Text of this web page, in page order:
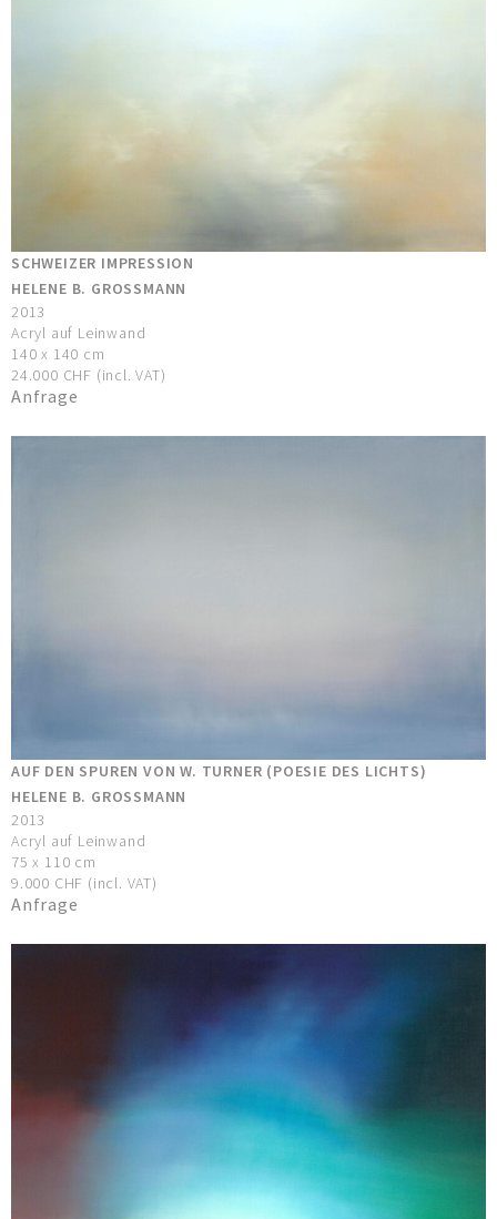
SCHWEIZER IMPRESSION
HELENE B. GROSSMANN
2013
Acryl auf Leinwand
140 x 140 cm
24.000 CHF (incl. VAT)
Anfrage
AUF DEN SPUREN VON W. TURNER (POESIE DES LICHTS)
HELENE B. GROSSMANN
2013
Acryl auf Leinwand
75 x 110 cm
9.000 CHF (incl. VAT)
Anfrage